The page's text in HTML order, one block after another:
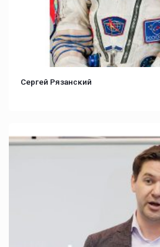
Сергей Рязанский